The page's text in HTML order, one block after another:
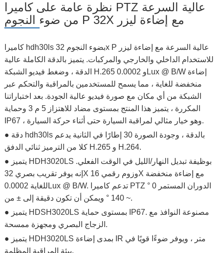
نظرة عامة على كاميرا PTZ عالية السرعة
من ضوء النجوم P 32X مع إضاءة ليزر
كاميرا hdh30ls بضوء النجوم 32x P عالية السرعة مع إضاءة ليزر
للاستخدام الداخلي والخارجي والمركبات. يتميز بالدقة الكاملة عالية
الدقة ، وضغط فيديو الشبكة H.265 و 0.0002Lux @ B/W إضاءة
منخفضة للغاية ، مما يسمح للمستخدمين بالمراقبة والتحكم عبر
الشبكة من أي مكان مع صورة فيديو عالية الجودة. بعد اختباراتنا
المكررة ، يتميز هذا المنتج بمستوى مضاد للاهتزاز 5 م 3 وحماية
IP67 ، وهو خيار مثالي لمراقبة السيارة حتى أثناء حركة السيارة.
● دقة hdh30ls بالدقة ، وجودة الصورة 30 إطارًا في الثانية يدعم
كلا من الترميز ثنائي الدفق H.265 و H.264.
● يتميز HDH3020LS بوظيفة تبديل النهار/الليل في الوقت الفعلي.
إنه يوفر تقريب بصري 32X وزوم رقمي 16X مع إضاءة منخفضة
للغاية 0.0002Lux @ B/W. تدعم كاميرا PTZ الدوران المستمر 0 °
~ 140 ° ويمكن أن تكون دقيقة إلى ± من.
● يتميز HDSH3020LS بمستوى حماية IP67. مصنوعة النوافذ مع
الزجاج البصري ومجهزة ممسحة.
● يتميز HDH3020LS بمدى إضاءة IR متر ، ويوفر ضوءًا قويًا في
بيئة المراقبة المظلمة.